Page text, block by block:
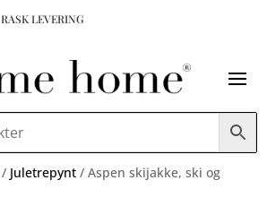
RASK LEVERING
/ Juletrepynt / Aspen skijakke, ski og